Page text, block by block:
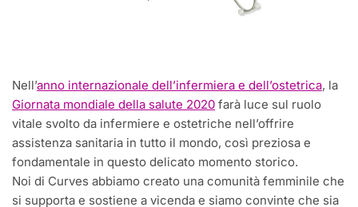
Nell’anno internazionale dell’infermiera e dell’ostetrica, la
Giornata mondiale della salute 2020 farà luce sul ruolo
vitale svolto da infermiere e ostetriche nell’offrire
assistenza sanitaria in tutto il mondo, così preziosa e
fondamentale in questo delicato momento storico.
Noi di Curves abbiamo creato una comunità femminile che
si supporta e sostiene a vicenda e siamo convinte che sia